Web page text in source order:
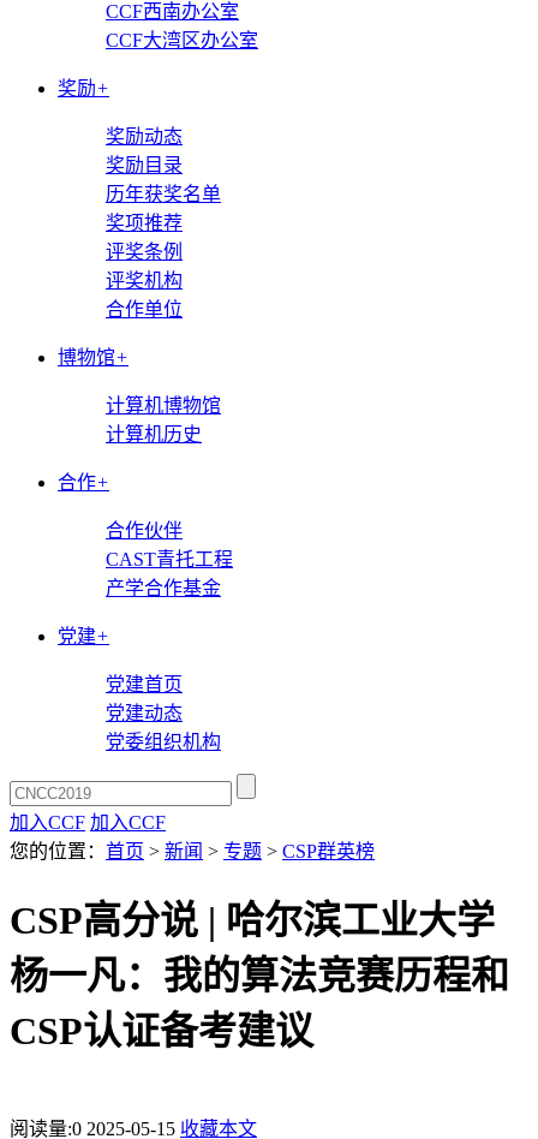
CCF西南办公室
CCF大湾区办公室
奖励+
奖励动态
奖励目录
历年获奖名单
奖项推荐
评奖条例
评奖机构
合作单位
博物馆+
计算机博物馆
计算机历史
合作+
合作伙伴
CAST青托工程
产学合作基金
党建+
党建首页
党建动态
党委组织机构
加入CCF 加入CCF
您的位置： 首页 > 新闻 > 专题 > CSP群英榜
CSP高分说 | 哈尔滨工业大学
杨一凡：我的算法竞赛历程和
CSP认证备考建议
阅读量:0 2025-05-15 收藏本文